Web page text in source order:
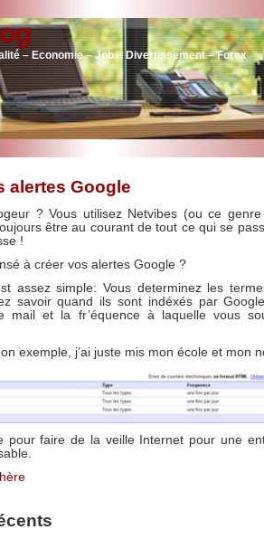
– Economie – Job – Divertissement – Forex
alertes Google
? Vous utilisez Netvibes (ou ce genre
être au courant de tout ce qui se
!
à créer vos alertes Google ?
assez simple: Vous determinez les
savoir quand ils sont indéxés par
mail et la fr’équence à laquelle vous
exemple, j’ai juste mis mon école et mon
pour faire de la veille Internet pour une